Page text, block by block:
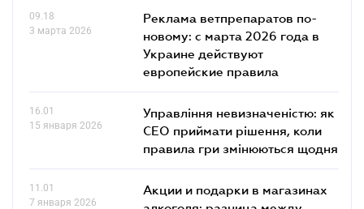
09.18
3 марта 2026
Реклама ветпрепаратов по-
новому: с марта 2026 года в
Украине действуют
европейские правила
16.01
15 января 2026
Управління невизначеністю: як
СЕО приймати рішення, коли
правила гри змінюються щодня
11.01
7 января 2026
Акции и подарки в магазинах